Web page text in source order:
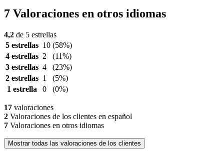
7 Valoraciones en otros idiomas
4,2 de 5 estrellas
5 estrellas 10 (58%)
4 estrellas 2
(11%)
3 estrellas 4
(23%)
2 estrellas 1
(5%)
1 estrella
0 (0%)
17 valoraciones
2 Valoraciones de los clientes en español
7 Valoraciones en otros idiomas
Mostrar todas las valoraciones de los clientes